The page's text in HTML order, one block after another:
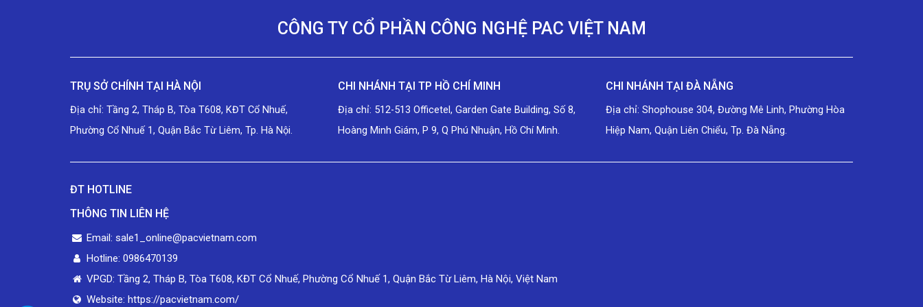
CÔNG TY CỔ PHẦN CÔNG NGHỆ PAC VIỆT NAM
TRỤ SỞ CHÍNH TẠI HÀ NỘI
Địa chỉ: Tầng 2, Tháp B, Tòa T608, KĐT Cổ Nhuế,
Phường Cổ Nhuế 1, Quận Bắc Từ Liêm, Tp. Hà Nội.
CHI NHÁNH TẠI TP HỒ CHÍ MINH
Địa chỉ: 512-513 Officetel, Garden Gate Building, Số 8,
Hoàng Minh Giám, P 9, Q Phú Nhuận, Hồ Chí Minh.
CHI NHÁNH TẠI ĐÀ NẴNG
Địa chỉ: Shophouse 304, Đường Mê Linh, Phường Hòa
Hiệp Nam, Quận Liên Chiểu, Tp. Đà Nẵng.
ĐT HOTLINE
THÔNG TIN LIÊN HỆ
Email: sale1_online@pacvietnam.com
Hotline: 0986470139
VPGD: Tầng 2, Tháp B, Tòa T608, KĐT Cổ Nhuế, Phường Cổ Nhuế 1, Quận Bắc Từ Liêm, Hà Nội, Việt Nam
Website: https://pacvietnam.com/